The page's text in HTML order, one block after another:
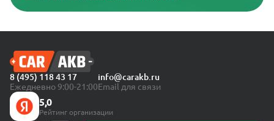
8 (495) 118 43 17
Ежедневно 9:00-21:00
info@carakb.ru
Email для связи
5,0
Рейтинг организации